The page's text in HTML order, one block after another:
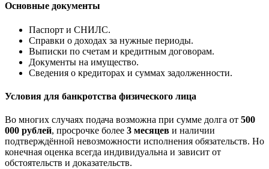
Основные документы
Паспорт и СНИЛС.
Справки о доходах за нужные периоды.
Выписки по счетам и кредитным договорам.
Документы на имущество.
Сведения о кредиторах и суммах задолженности.
Условия для банкротства физического лица
Во многих случаях подача возможна при сумме долга от 500
000 рублей, просрочке более 3 месяцев и наличии
подтверждённой невозможности исполнения обязательств. Но
конечная оценка всегда индивидуальна и зависит от
обстоятельств и доказательств.